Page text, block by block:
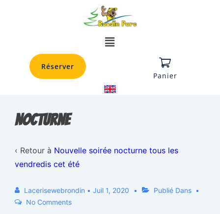
Réserver
Panier
nocturne
‹ Retour à Nouvelle soirée nocturne tous les
vendredis cet été
Lacerisewebrondin • Juil 1, 2020
Publié Dans
No Comments